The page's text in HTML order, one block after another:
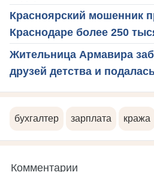
Красноярский мошенник
Краснодаре более 250
Жительница Армавира
друзей детства и
бухгалтер зарплата кража
Комментарии